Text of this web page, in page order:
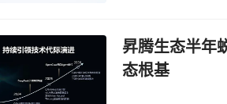
昇腾生态半年
态根基